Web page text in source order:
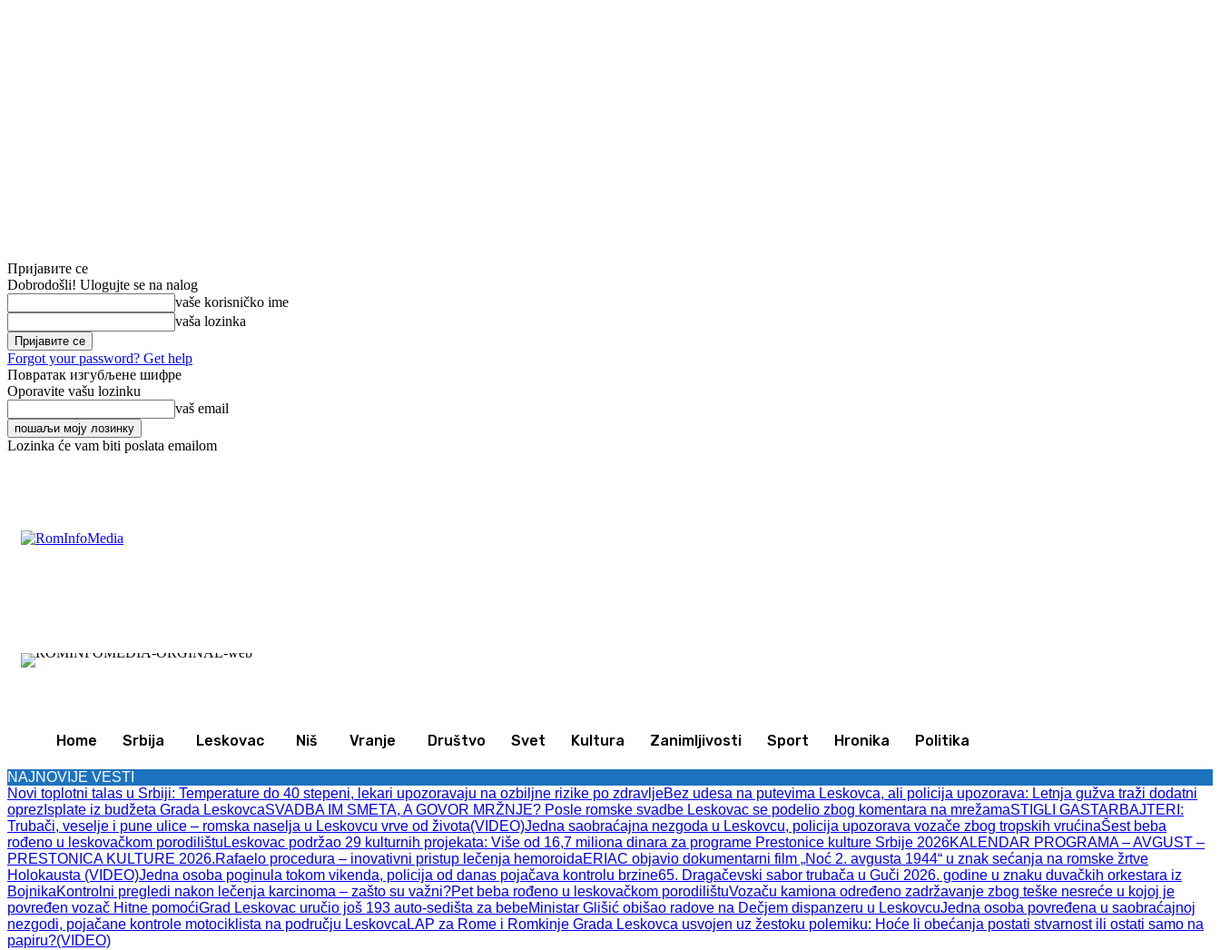
Пријавите се
Dobrodošli! Ulogujte se na nalog
vaše korisničko ime
vaša lozinka
Forgot your password? Get help
Повратак изгубљене шифре
Oporavite vašu lozinku
vaš email
Lozinka će vam biti poslata emailom
Home Srbija Leskovac Niš Vranje Društvo Svet Kultura Zanimljivosti Sport Hronika Politika
NAJNOVIJE VESTI
Novi toplotni talas u Srbiji: Temperature do 40 stepeni, lekari upozoravaju na ozbiljne rizike po zdravljeBez udesa na putevima Leskovca, ali policija upozorava: Letnja gužva traži dodatni
oprez Isplate iz budžeta Grada LeskovcaSVADBA IM SMETA, A GOVOR MRŽNJE? Posle romske svadbe Leskovac se podelio zbog komentara na mrežamaSTIGLI GASTARBAJTERI:
Trubači, veselje i pune ulice – romska naselja u Leskovcu vrve od života(VIDEO)Jedna saobraćajna nezgoda u Leskovcu, policija upozorava vozače zbog tropskih vrućinaŠest beba
rođeno u leskovačkom porodilištu Leskovac podržao 29 kulturnih projekata: Više od 16,7 miliona dinara za programe Prestonice kulture Srbije 2026KALENDAR PROGRAMA – AVGUST –
PRESTONICA KULTURE 2026.Rafaelo procedura – inovativni pristup lečenja hemoroidaERIAC objavio dokumentarni film „Noć 2. avgusta 1944“ u znak sećanja na romske žrtve
Holokausta (VIDEO)Jedna osoba poginula tokom vikenda, policija od danas pojačava kontrolu brzine65. Dragačevski sabor trubača u Guči 2026. godine u znaku duvačkih orkestara iz
BojnikaKontrolni pregledi nakon lečenja karcinoma – zašto su važni?Pet beba rođeno u leskovačkom porodilištuVozaču kamiona određeno zadržavanje zbog teške nesreće u kojoj je
povređen vozač Hitne pomoćiGrad Leskovac uručio još 193 auto-sedišta za bebeMinistar Glišić obišao radove na Dečjem dispanzeru u LeskovcuJedna osoba povređena u saobraćajnoj
nezgodi, pojačane kontrole motociklista na području Leskovca LAP za Rome i Romkinje Grada Leskovca usvojen uz žestoku polemiku: Hoće li obećanja postati stvarnost ili ostati samo na
papiru?(VIDEO)